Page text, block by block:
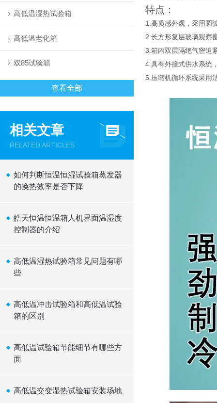
高低温湿热试验箱
高低温老化箱
双85试验箱
查看全部
相关文章
RELATED ARTICLES
如何判断恒温恒湿试验箱蒸发器
的换热效率是否下降
皓天恒温恒温箱人机界面温湿度
控制器的介绍
高低温湿热试验箱常见问题有哪
些
高低温冲击试验箱和高低温试验
箱的区别
高低温试验箱节能细节有哪些方
面
高低温交变湿热试验箱安装场地
特点：
1.高质感外观，采用圆
2.长方形复层玻璃观察
3.箱内双层隔绝气密迫
4.具有外接式供水系统
5.压缩机循环系统采用